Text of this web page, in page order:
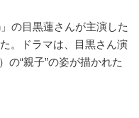
の目黒蓮さんが主演した
。ドラマは、目黒さん演
の“親子”の姿が描かれた